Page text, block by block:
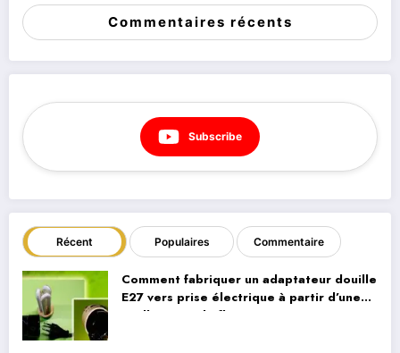
Commentaires récents
Subscribe
Récent Populaires Commentaire
Comment fabriquer un adaptateur douille
E27 vers prise électrique à partir d’une
vieille ampoule fluocompacte